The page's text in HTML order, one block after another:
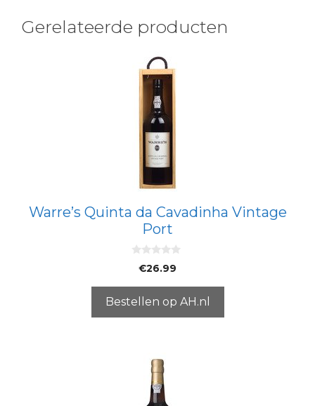
Gerelateerde producten
Warre’s Quinta da Cavadinha Vintage
Port
5
€26.99
Bestellen op AH.nl